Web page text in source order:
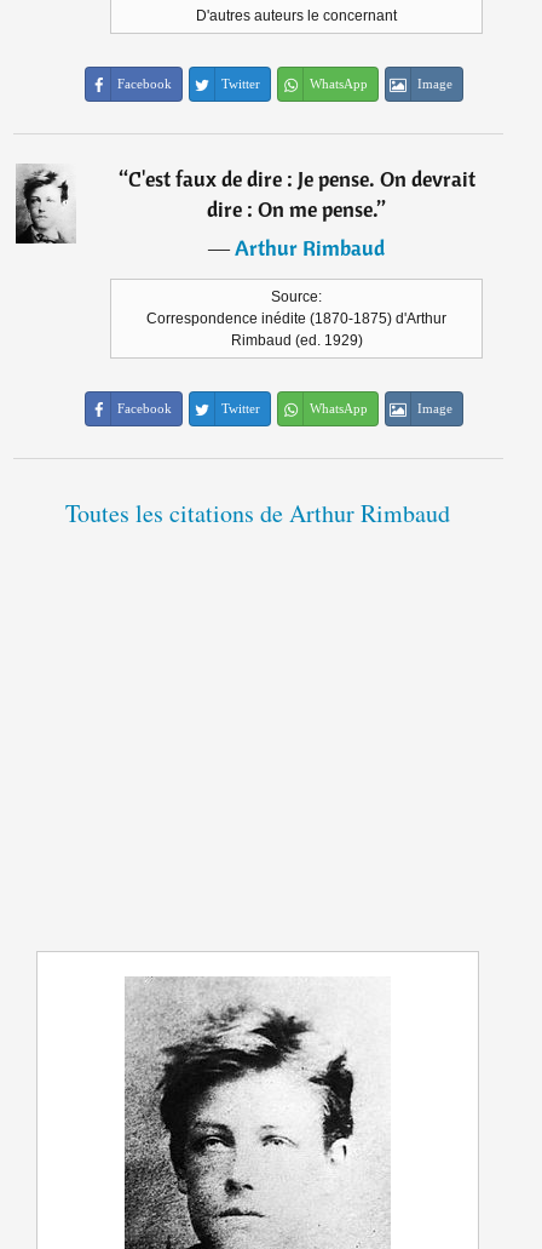
D'autres auteurs le concernant
Facebook Twitter WhatsApp Image
“C'est faux de dire : Je pense. On devrait
dire : On me pense.”
―Arthur Rimbaud
Source:
Correspondence inédite (1870-1875) d'Arthur
Rimbaud (ed. 1929)
Facebook Twitter WhatsApp Image
Toutes les citations de Arthur Rimbaud